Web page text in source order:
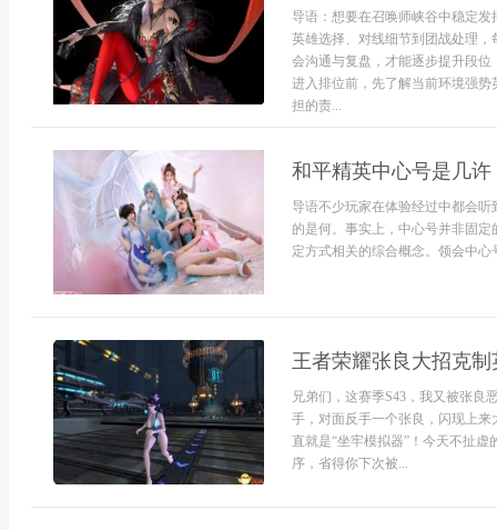
导语：想要在召唤师峡谷中稳定
英雄选择、对线细节到团战处理
会沟通与复盘，才能逐步提升段
进入排位前，先了解当前环境强
担的责...
和平精英中心号是几许
导语不少玩家在体验经过中都会
的是何。事实上，中心号并非固
定方式相关的综合概念。领会中
王者荣耀张良大招克
兄弟们，这赛季S43，我又被张良
手，对面反手一个张良，闪现上
直就是“坐牢模拟器”！今天不扯
序，省得你下次被...